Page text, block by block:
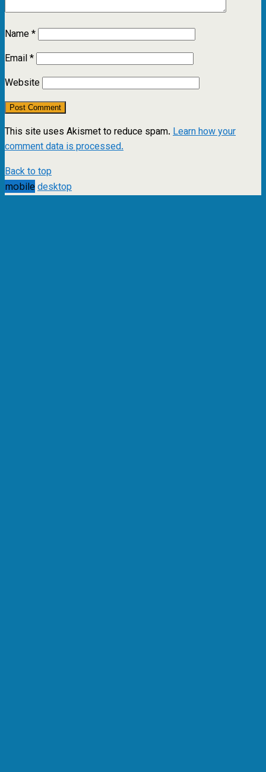
Name*
Email*
Website
This site uses Akismet to reduce spam. Learn how your
comment data is processed.
Back to top
mobile desktop